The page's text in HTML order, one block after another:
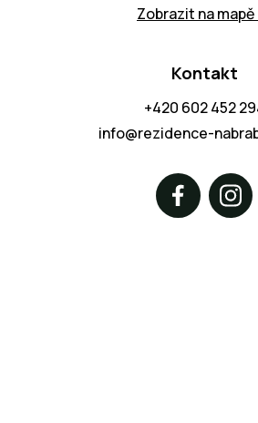
Zobrazit na
Kontakt
+420 602 452
info@rezidence-